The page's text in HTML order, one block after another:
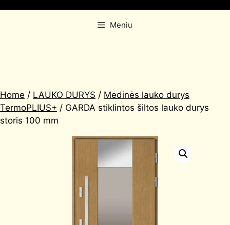
Meniu
Home / LAUKO DURYS / Medinės lauko durys
TermoPLIUS+ / GARDA stiklintos šiltos lauko durys
storis 100 mm